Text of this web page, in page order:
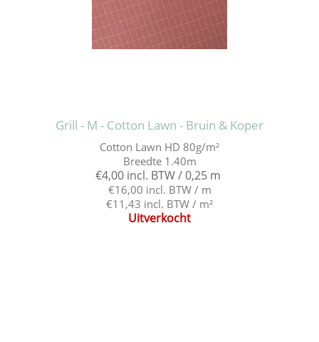
Grill - M - Cotton Lawn - Bruin & Koper
Cotton Lawn HD 80g/m²
Breedte 1.40m
€4,00 incl. BTW / 0,25 m
€16,00 incl. BTW / m
€11,43 incl. BTW / m²
Uitverkocht